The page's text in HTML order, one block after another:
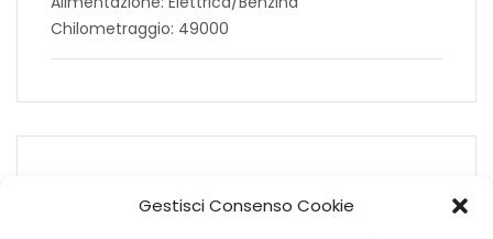
Gestisci Consenso Cookie
Chilometraggio: 49000